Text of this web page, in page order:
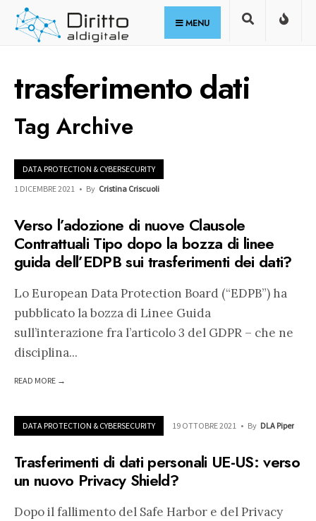
Skip
MENU
trasferimento dati
Tag Archive
DATA PROTECTION & CYBERSECURITY
1 DICEMBRE 2021 • By Cristina Criscuoli
Verso l’adozione di nuove Clausole
Contrattuali Tipo dopo la bozza di linee
guida dell’EDPB sui trasferimenti dei dati?
Lo European Data Protection Board (“EDPB”) ha
pubblicato la bozza di Linee Guida
sull’interazione fra l’articolo 3 del GDPR – che ne
disciplina...
READ MORE →
DATA PROTECTION & CYBERSECURITY 19 OTTOBRE 2021 • By DLA Piper
Trasferimenti di dati personali UE-US: verso
un nuovo Privacy Shield?
Dopo il fallimento del Safe Harbor e del Privacy